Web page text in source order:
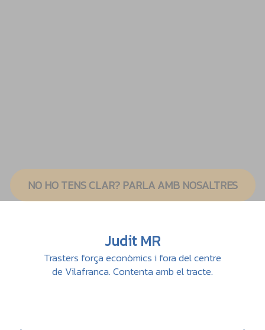
Judit MR
Trasters força econòmics i fora del centre
de Vilafranca. Contenta amb el tracte.